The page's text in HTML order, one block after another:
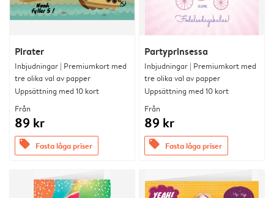
Pirater
Inbjudningar | Premiumkort med
tre olika val av papper
Uppsättning med 10 kort
Från
89 kr
offers Fasta låga priser
Partyprinsessa
Inbjudningar | Premiumkort med
tre olika val av papper
Uppsättning med 10 kort
Från
89 kr
offers Fasta låga priser